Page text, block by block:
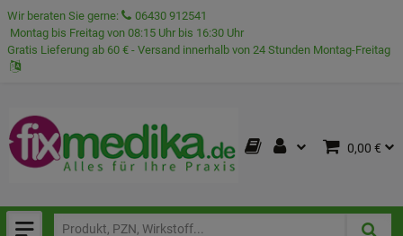
Wir beraten Sie gerne:
06430 912541
Montag bis Freitag von 08:15 Uhr bis 16:30 Uhr
Gratis Lieferung ab 60 € - Versand innerhalb von 24 Stunden Montag-Freitag
0,00 €